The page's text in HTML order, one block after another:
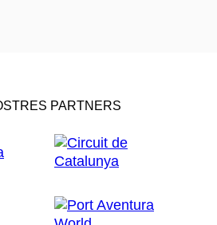
PARTNERS